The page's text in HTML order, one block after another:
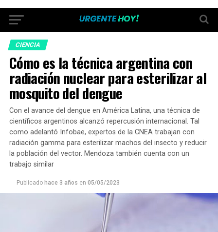
CIENCIA
Cómo es la técnica argentina con
radiación nuclear para esterilizar al
mosquito del dengue
Con el avance del dengue en América Latina, una técnica de
científicos argentinos alcanzó repercusión internacional. Tal
como adelantó Infobae, expertos de la CNEA trabajan con
radiación gamma para esterilizar machos del insecto y reducir
la población del vector. Mendoza también cuenta con un
trabajo similar
Publicado hace 3 años en 05/05/2023